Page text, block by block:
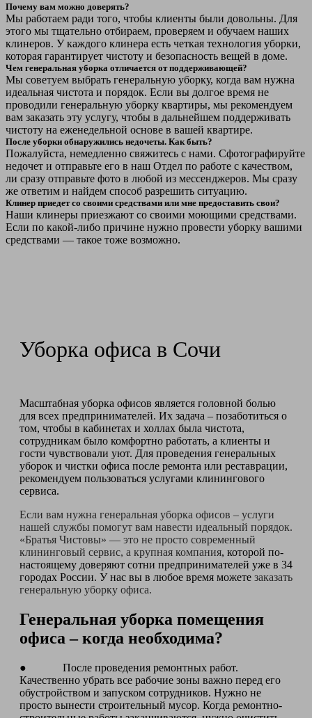
Почему вам можно доверять?
Мы работаем ради того, чтобы клиенты были довольны. Для
этого мы тщательно отбираем, проверяем и обучаем наших
клинеров. У каждого клинера есть четкая технология уборки,
которая гарантирует чистоту и безопасность вещей в доме.
Чем генеральная уборка отличается от поддерживающей?
Мы советуем выбрать генеральную уборку, когда вам нужна
идеальная чистота и порядок. Если вы долгое время не
проводили генеральную уборку квартиры, мы рекомендуем
вам заказать эту услугу, чтобы в дальнейшем поддерживать
чистоту на еженедельной основе в вашей квартире.
После уборки обнаружились недочеты. Как быть?
Пожалуйста, немедленно свяжитесь с нами. Сфотографируйте
недочет и отправьте его в наш Отдел по работе с качеством,
ли сразу отправьте фото в любой из мессенджеров. Мы сразу
же ответим и найдем способ разрешить ситуацию.
Клинер приедет со своими средствами или мне предоставить свои?
Наши клинеры приезжают со своими моющими средствами.
Если по какой-либо причине нужно провести уборку вашими
средствами — такое тоже возможно.
Уборка офиса в Сочи
Масштабная уборка офисов является головной болью
для всех предпринимателей. Их задача – позаботиться о
том, чтобы в кабинетах и холлах была чистота,
сотрудникам было комфортно работать, а клиенты и
гости чувствовали уют. Для проведения генеральных
уборок и чистки офиса после ремонта или реставрации,
рекомендуем пользоваться услугами клинингового
сервиса.
Если вам нужна генеральная уборка офисов – услуги
нашей службы помогут вам навести идеальный порядок.
«Братья Чистовы» — это не просто современный
клининговый сервис, а крупная компания, которой по-
настоящему доверяют сотни предпринимателей уже в 34
городах России. У нас вы в любое время можете заказать
генеральную уборку офиса.
Генеральная уборка помещения
офиса – когда необходима?
● После проведения ремонтных работ.
Качественно убрать все рабочие зоны важно перед его
обустройством и запуском сотрудников. Нужно не
просто вынести строительный мусор. Когда ремонтно-